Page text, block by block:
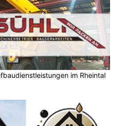
im Rheintal